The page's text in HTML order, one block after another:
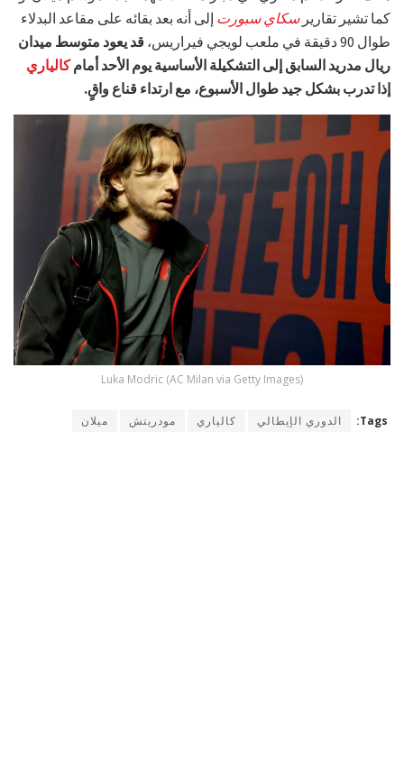
كما تشير تقاريرسكاي سبورت إلى أنه بعد بقائه على مقاعد البدلاء
طوال 90 دقيقة في ملعب لويجي فيراريس،
قد يعود متوسط ميدان
ريال مدريد السابق إلى التشكيلة الأساسية يوم الأحد أمامكالياري
إذا تدرب بشكل جيد طوال الأسبوع، مع ارتداء قناع واقٍ.
Luka Modric (AC Milan via Getty Images)
Tags: الدوري الإيطالي كالياري مودريتش ميلان